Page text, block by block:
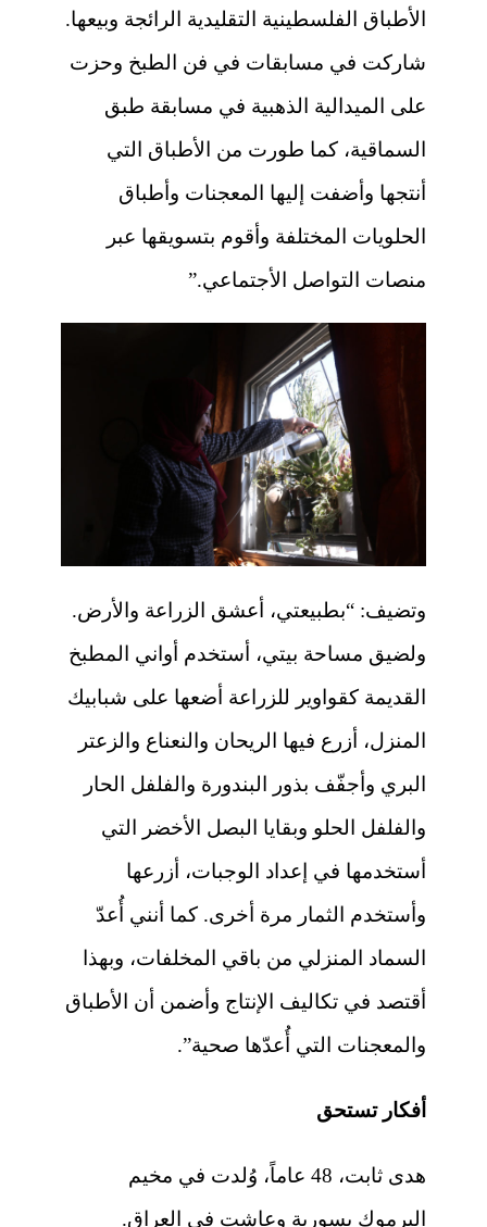
الأطباق الفلسطينية التقليدية الرائجة وبيعها.
شاركت في مسابقات في فن الطبخ وحزت
على الميدالية الذهبية في مسابقة طبق
السماقية، كما طورت من الأطباق التي
أنتجها وأضفت إليها المعجنات وأطباق
الحلويات المختلفة وأقوم بتسويقها عبر
منصات التواصل الأجتماعي.”
وتضيف: “بطبيعتي، أعشق الزراعة والأرض.
ولضيق مساحة بيتي، أستخدم أواني المطبخ
القديمة كقواوير للزراعة أضعها على شبابيك
المنزل، أزرع فيها الريحان والنعناع والزعتر
البري وأجفّف بذور البندورة والفلفل الحار
والفلفل الحلو وبقايا البصل الأخضر التي
أستخدمها في إعداد الوجبات، أزرعها
وأستخدم الثمار مرة أخرى. كما أنني أُعدّ
السماد المنزلي من باقي المخلفات، وبهذا
أقتصد في تكاليف الإنتاج وأضمن أن الأطباق
والمعجنات التي أُعدّها صحية”.
أفكار تستحق
هدى ثابت، 48 عاماً، وُلدت في مخيم
اليرموك بسورية وعاشت في العراق.